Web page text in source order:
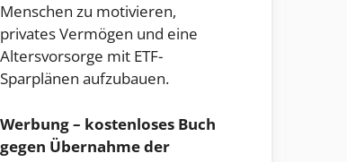
Menschen zu motivieren,
privates Vermögen und eine
Altersvorsorge mit ETF-
Sparplänen aufzubauen.
Werbung – kostenloses Buch
gegen Übernahme der